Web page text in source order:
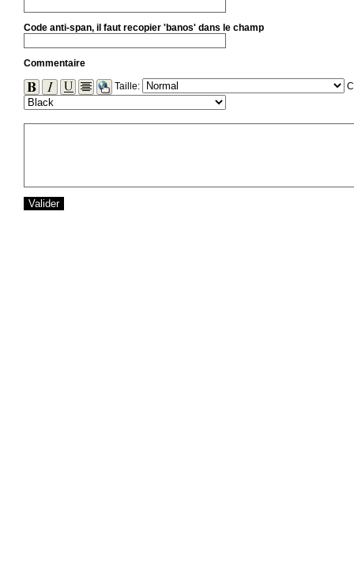
Code anti-span, il faut recopier 'banos' dans le champ
Commentaire
Taille: